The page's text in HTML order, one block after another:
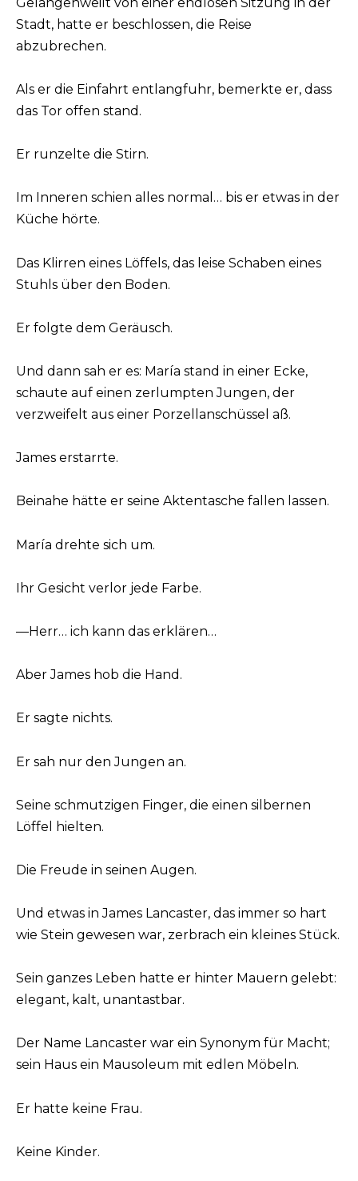
Stadt, hatte er beschlossen, die Reise
abzubrechen.
Als er die Einfahrt entlangfuhr, bemerkte er, dass
das Tor offen stand.
Er runzelte die Stirn.
Im Inneren schien alles normal… bis er etwas in der
Küche hörte.
Das Klirren eines Löffels, das leise Schaben eines
Stuhls über den Boden.
Er folgte dem Geräusch.
Und dann sah er es: María stand in einer Ecke,
schaute auf einen zerlumpten Jungen, der
verzweifelt aus einer Porzellanschüssel aß.
James erstarrte.
Beinahe hätte er seine Aktentasche fallen lassen.
María drehte sich um.
Ihr Gesicht verlor jede Farbe.
—Herr… ich kann das erklären…
Aber James hob die Hand.
Er sagte nichts.
Er sah nur den Jungen an.
Seine schmutzigen Finger, die einen silbernen
Löffel hielten.
Die Freude in seinen Augen.
Und etwas in James Lancaster, das immer so hart
wie Stein gewesen war, zerbrach ein kleines Stück.
Sein ganzes Leben hatte er hinter Mauern gelebt:
elegant, kalt, unantastbar.
Der Name Lancaster war ein Synonym für Macht;
sein Haus ein Mausoleum mit edlen Möbeln.
Er hatte keine Frau.
Keine Kinder.